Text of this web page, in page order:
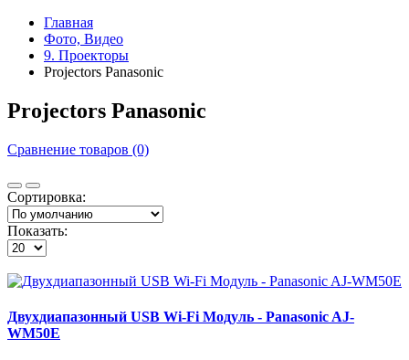
Главная
Фото, Видео
9. Проекторы
Projectors Panasonic
Projectors Panasonic
Сравнение товаров (0)
Сортировка:
Показать:
Двухдиапазонный USB Wi-Fi Модуль - Panasonic AJ-
WM50E